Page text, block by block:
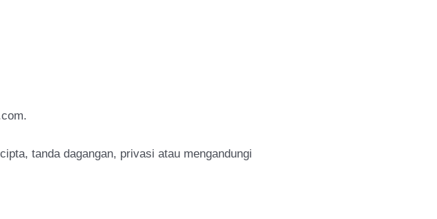
tanda dagangan, privasi atau mengandungi